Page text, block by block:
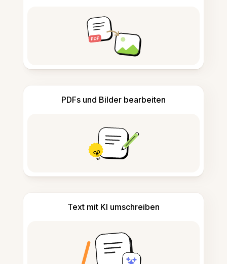
PDFs und Bilder bearbeiten
Text mit KI umschreiben